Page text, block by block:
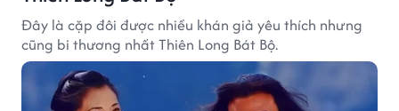
Đây là cặp đôi được nhiều khán giả yêu thích nhưng
cũng bi thương nhất Thiên Long Bát Bộ.